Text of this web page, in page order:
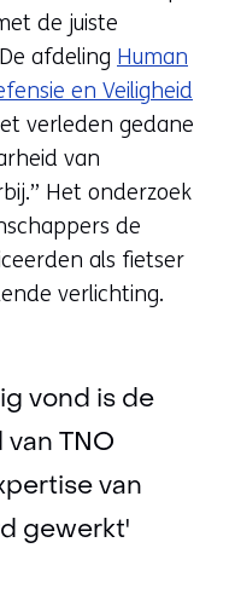
de juiste
afdeling Human
en Veiligheid
in
verleden gedane
van
Het onderzoek
de
als fietser
verlichting.
vond is de
TNO
van
gewerkt'